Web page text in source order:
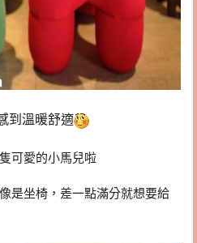
到溫暖舒適
可愛的小馬兒啦
是坐椅，差一點滿分就想要給